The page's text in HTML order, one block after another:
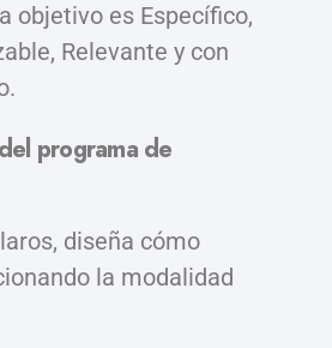
objetivo es Específico,
Relevante y con
programa de
diseña cómo
la modalidad